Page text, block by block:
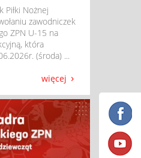
Piłki Nożnej
zawodniczek
ZPN U-15 na
która
(środa) ...
więcej